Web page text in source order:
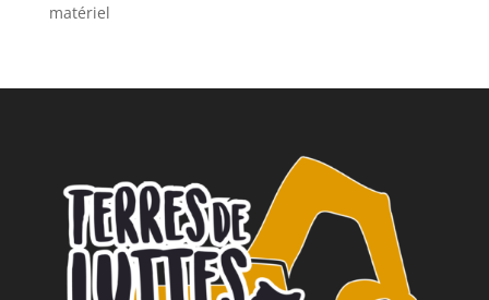
matériel